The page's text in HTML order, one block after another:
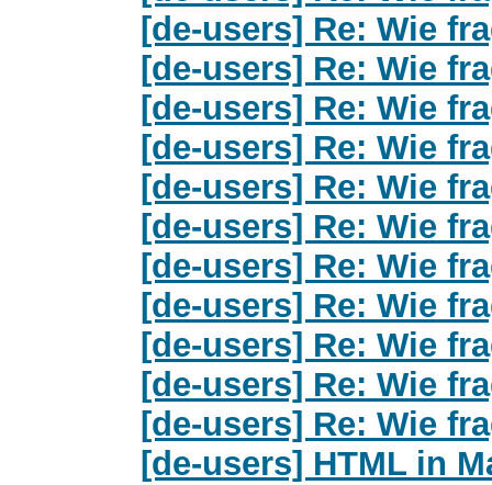
[de-users] Re: Wie
[de-users] Re: Wie
[de-users] Re: Wie
[de-users] Re: Wie
[de-users] Re: Wie
[de-users] Re: Wie
[de-users] Re: Wie
[de-users] Re: Wie
[de-users] Re: Wie
[de-users] Re: Wie
[de-users] Re: Wie
[de-users] HTML in